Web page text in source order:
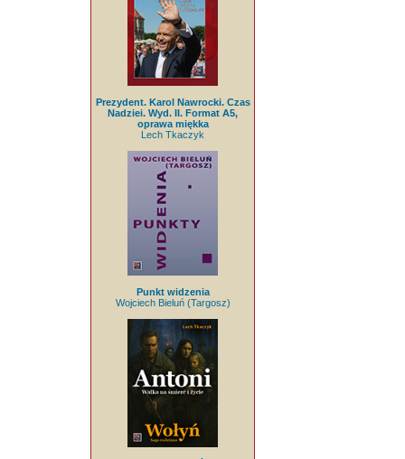
Prezydent. Karol Nawrocki. Czas
Nadziei. Wyd. II. Format A5,
oprawa miękka
Lech Tkaczyk
Punkt widzenia
Wojciech Bieluń (Targosz)